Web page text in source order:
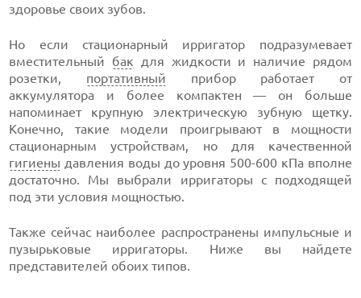
здоровье своих зубов.
Но если стационарный ирригатор подразумевает
вместительный бак для жидкости и наличие рядом
розетки, портативный прибор работает от
аккумулятора и более компактен — он больше
напоминает крупную электрическую зубную щетку.
Конечно, такие модели проигрывают в мощности
стационарным устройствам, но для качественной
гигиены давления воды до уровня 500-600 кПа вполне
достаточно. Мы выбрали ирригаторы с подходящей
под эти условия мощностью.
Также сейчас наиболее распространены импульсные и
пузырьковые ирригаторы. Ниже вы найдете
представителей обоих типов.